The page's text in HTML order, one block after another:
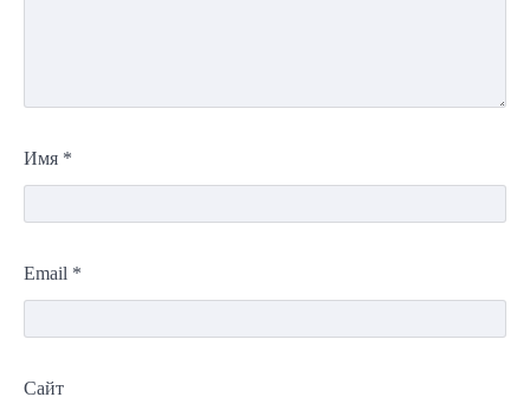
Имя *
Email *
Сайт